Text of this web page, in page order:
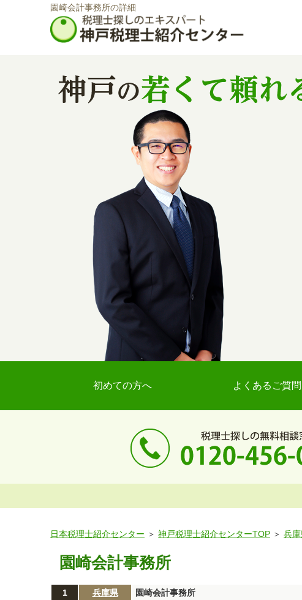
園崎会計事務所の詳細
初めての方へ よくあるご質問
日本税理士紹介センター 神戸税理士紹介センターTOP 兵
園崎会計事務所
1 兵庫県 園崎会計事務所